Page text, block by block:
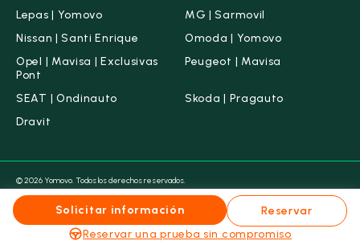
Solicitar información
Reservar
Reservar una prueba sin compromiso
Lepas | Yomovo
MG | Sarmovil
Nissan | Santi Enrique
Omoda | Yomovo
Opel | Mavisa | Exclusivas
Pont
Peugeot | Mavisa
SEAT | Ondinauto
Skoda | Pragauto
Dravit
© 2026 Yomovo. Todos los derechos reservados.
Grupo Maas & Vallescar ahora es Yomovo